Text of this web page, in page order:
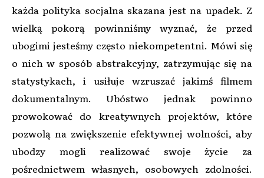
każda polityka socjalna skazana jest na upadek. Z
wielką pokorą powinniśmy wyznać, że przed
ubogimi jesteśmy często niekompetentni. Mówi się
o nich w sposób abstrakcyjny, zatrzymując się na
statystykach, i usiłuje wzruszać jakimś filmem
dokumentalnym. Ubóstwo jednak powinno
prowokować do kreatywnych projektów, które
pozwolą na zwiększenie efektywnej wolności, aby
ubodzy mogli realizować swoje życie za
pośrednictwem własnych, osobowych zdolności.